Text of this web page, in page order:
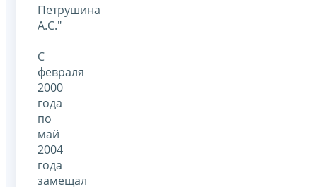
Петрушина
А.С."
C
февраля
2000
года
по
май
2004
года
замещал